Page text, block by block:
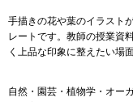
手描きの花や葉のイラスト
レートです。教師の授業資
く上品な印象に整えたい場
自然・園芸・植物学・オー